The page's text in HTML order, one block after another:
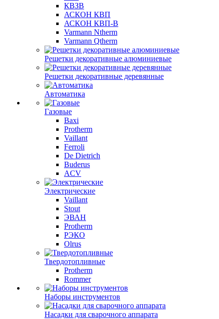
КВЗВ
АСКОН КВП
АСКОН КВП-В
Varmann Ntherm
Varmann Qtherm
Решетки декоративные алюминиевые
Решетки декоративные деревянные
Автоматика
Газовые
Baxi
Protherm
Vaillant
Ferroli
De Dietrich
Buderus
ACV
Электрические
Vaillant
Stout
ЭВАН
Protherm
РЭКО
Olrus
Твердотопливные
Protherm
Rommer
Наборы инструментов
Насадки для сварочного аппарата